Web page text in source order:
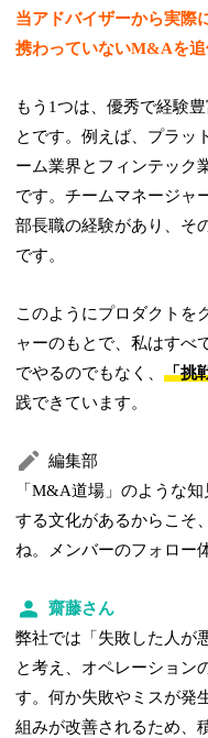
当アドバイザーから実際
携わっていないM&Aを追
もう1つは、優秀で経験
とです。例えば、プラッ
ーム業界とフィンテック
です。チームマネージャ
部長職の経験があり、そ
です。
このようにプロダクトを
ャーのもとで、私はすべ
でやるのでもなく、「挑
践できています。
編集部
「M&A道場」のような
する文化があるからこそ
ね。メンバーのフォロー
齋藤さん
弊社では「失敗した人が
と考え、オペレーション
す。何か失敗やミスが発
組みが改善されるため、